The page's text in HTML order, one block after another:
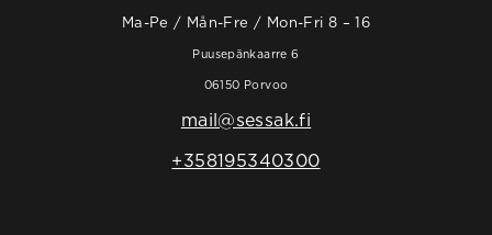
Ma-Pe / Mån-Fre / Mon-Fri 8 – 16
Puusepänkaarre 6
06150 Porvoo
mail@sessak.fi
+358195340300